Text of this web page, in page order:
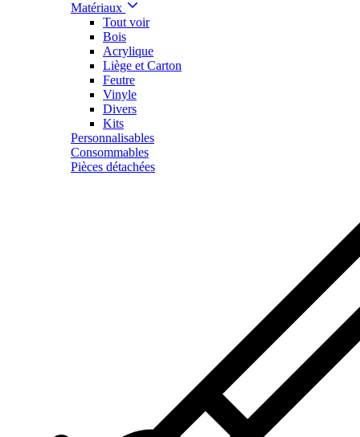
Matériaux
Tout voir
Bois
Acrylique
Liège et Carton
Feutre
Vinyle
Divers
Kits
Personnalisables
Consommables
Pièces détachées